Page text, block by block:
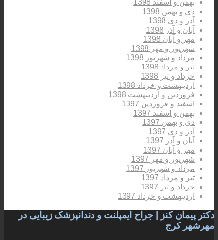
بهمن و اسفند 1398
دی و بهمن 1398
آذر و دی 1398
آبان و آذر 1398
مهر و آبان 1398
شهریور و مهر 1398
مرداد و شهریور 1398
تیر و مرداد 1398
خرداد و تیر 1398
اردیبهشت و خرداد 1398
فروردین و اردیبهشت 1398
اسفند و فروردین 1397
بهمن و اسفند 1397
دی و بهمن 1397
آذر و دی 1397
آبان و آذر 1397
مهر و آبان 1397
شهریور و مهر 1397
مرداد و شهریور 1397
تیر و مرداد 1397
خرداد و تیر 1397
اردیبهشت و خرداد 1397
دکتر پیمان کنز | جراح ایمپلنت و دندانپزشک زیبایی در
مهرشهر کرج